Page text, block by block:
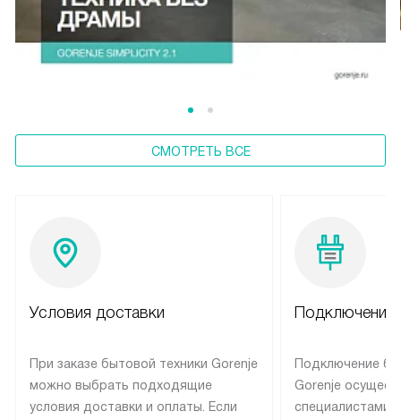
СМОТРЕТЬ ВСЕ
Условия доставки
При заказе бытовой техники Gorenje
можно выбрать подходящие
условия доставки и оплаты. Если
Подключение
Подключение
Gorenje
специалистами